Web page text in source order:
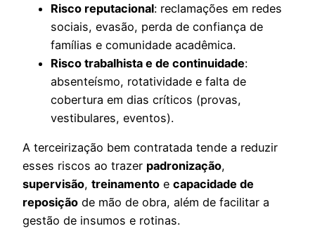
Risco reputacional: reclamações em redes
sociais, evasão, perda de confiança de
famílias e comunidade acadêmica.
Risco trabalhista e de continuidade:
absenteísmo, rotatividade e falta de
cobertura em dias críticos (provas,
vestibulares, eventos).
A terceirização bem contratada tende a reduzir
esses riscos ao trazer padronização,
supervisão, treinamento e capacidade de
reposição de mão de obra, além de facilitar a
gestão de insumos e rotinas.